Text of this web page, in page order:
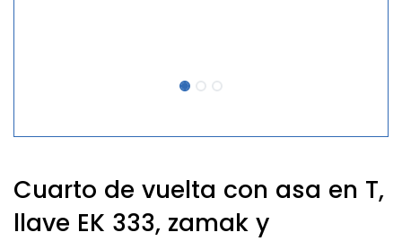
Cuarto de vuelta con asa en T,
llave EK 333, zamak y